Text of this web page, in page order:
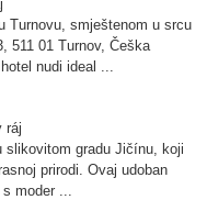
Turnovu, smještenom u srcu
511 01 Turnov, Češka
nudi ideal ...
ráj
slikovitom gradu Jičínu, koji
prirodi. Ovaj udoban
moder ...